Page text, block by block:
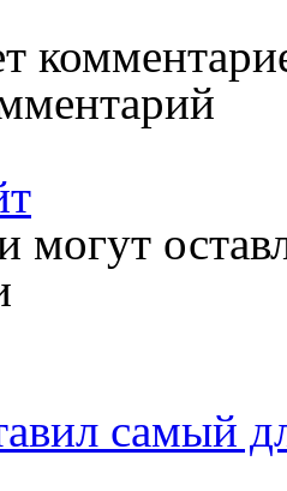
могут
самый